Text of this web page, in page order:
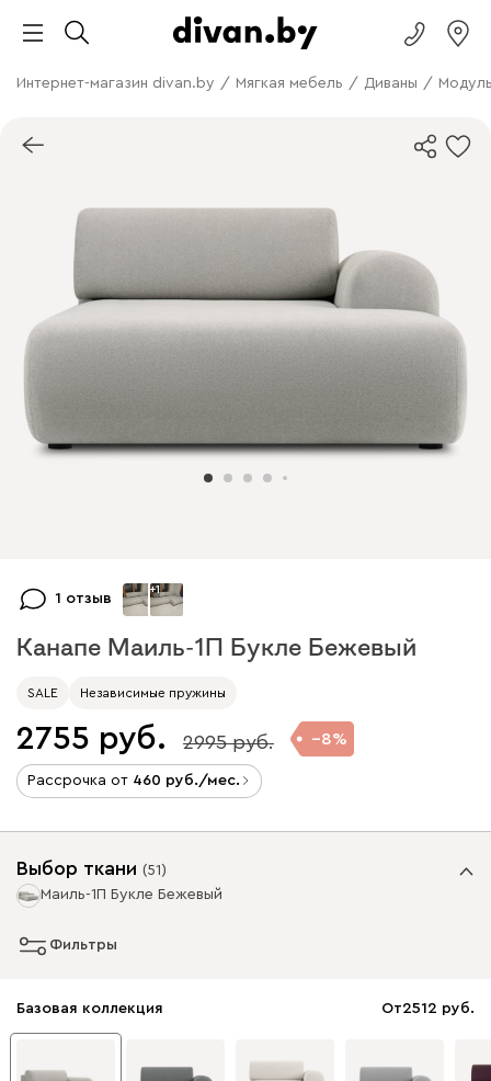
Интернет-магазин divan.by / Мягкая мебель / Диваны /
1 отзыв
+1
Канапе Маиль-1П Букле Бежевый
SALE Независимые пружины
2755 2995 8
Рассрочка от 460 /мес.
Выбор ткани (51)
Маиль-1П Букле Бежевый
Фильтры
Базовая коллекция От2512